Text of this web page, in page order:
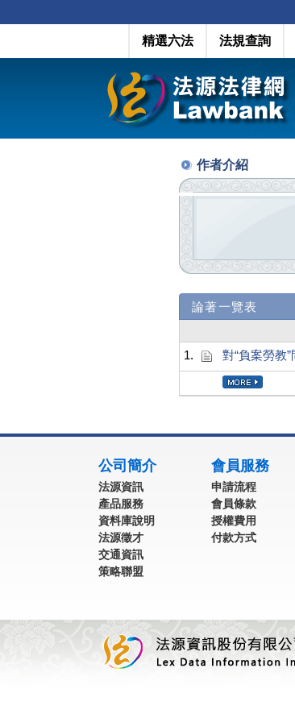
精選六法 法規查詢
作者介紹
論著一覽表
1.
對“負案勞教
公司簡介
法源資訊
產品服務
資料庫說明
法源徵才
交通資訊
策略聯盟
會員服務
申請流程
會員條款
授權費用
付款方式